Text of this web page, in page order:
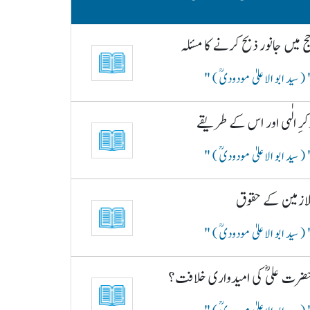
میں جانور ذبح کرنے کا مسئلہ
( سید ابو الاعلیٰ مودودیؒ )
الٰہی اور اس کے طریقے
( سید ابو الاعلیٰ مودودیؒ )
کے حقوق
( سید ابو الاعلیٰ مودودیؒ )
علیؓ کی امیدواری خلافت؟